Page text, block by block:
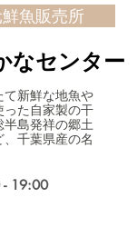
魚販売所
なセンター
て新鮮な地魚や
った自家製の干
島発祥の郷土
千葉県産の名
19:00